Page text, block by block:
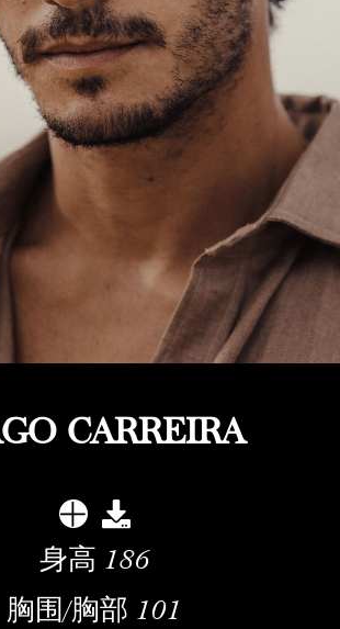
CARREIRA
身高 186
胸围/胸部 101